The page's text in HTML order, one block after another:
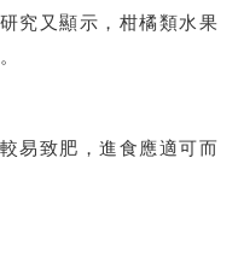
究又顯示，柑橘類水果
易致肥，進食應適可而